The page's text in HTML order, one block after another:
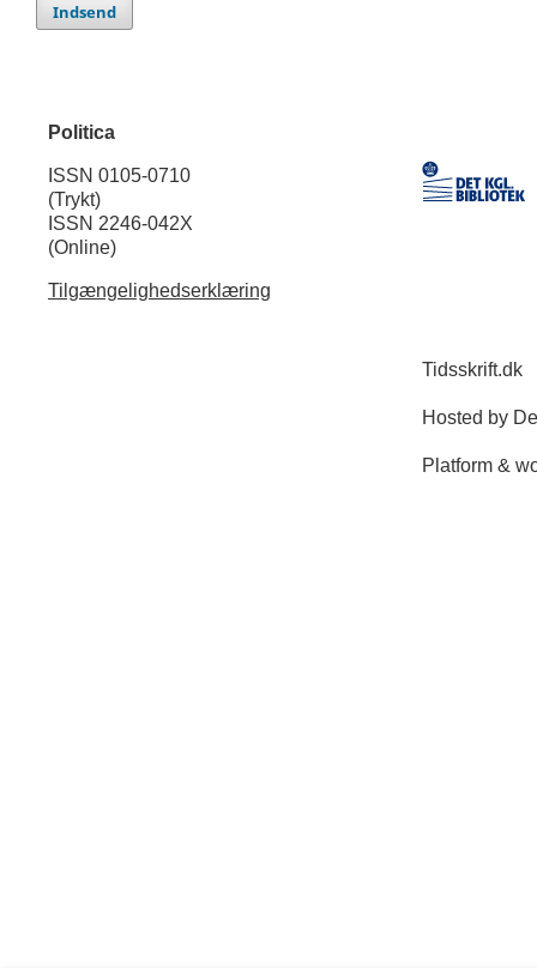
Indsend
Politica
ISSN 0105-0710
(Trykt)
ISSN 2246-042X
(Online)
Tilgængelighedserklæring